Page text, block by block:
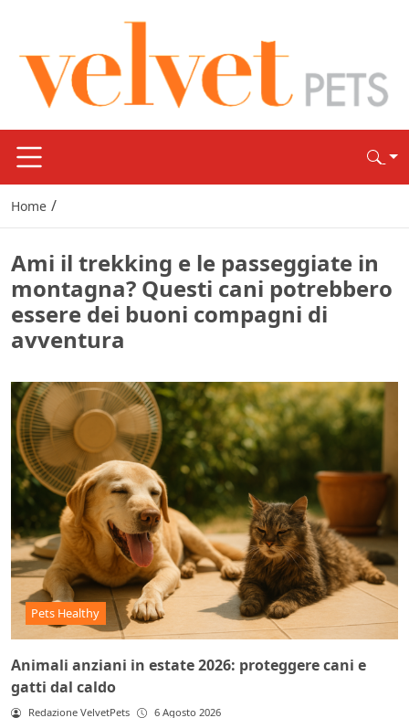
Home /
Ami il trekking e le passeggiate in
montagna? Questi cani potrebbero
essere dei buoni compagni di
avventura
Pets Healthy
Animali anziani in estate 2026: proteggere cani e
gatti dal caldo
Redazione VelvetPets 6 Agosto 2026